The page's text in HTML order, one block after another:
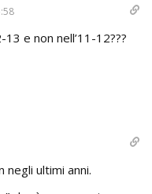
e non nell’11-12???
negli ultimi anni.